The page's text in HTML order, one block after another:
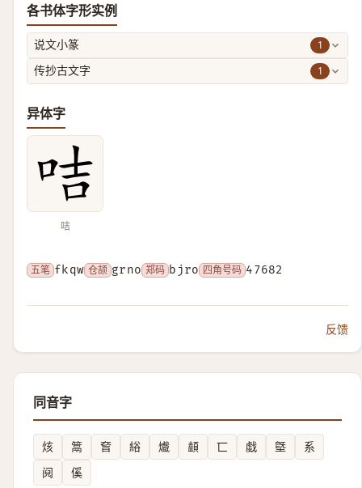
各书体字形实例
说文小篆 1
传抄古文字 1
异体字
咭
五笔 fkqw 仓颉 grno 郑码 bjro 四角号码 47682
反馈
同音字
烗 䈪 㚛 綌 㸍 䫦 匸 戱 墍
系
阋
傒